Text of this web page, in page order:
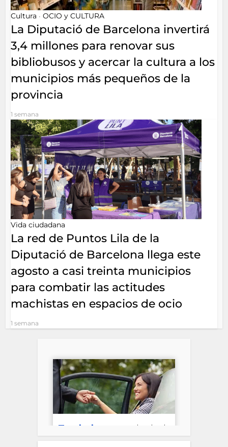
Cultura • OCIO y CULTURA
La Diputació de Barcelona invertirá
3,4 millones para renovar sus
bibliobusos y acercar la cultura a los
municipios más pequeños de la
provincia
1 semana
Vida ciudadana
La red de Puntos Lila de la
Diputació de Barcelona llega este
agosto a casi treinta municipios
para combatir las actitudes
machistas en espacios de ocio
1 semana